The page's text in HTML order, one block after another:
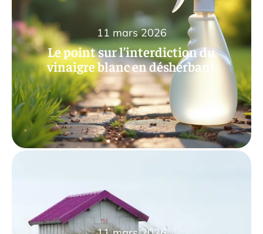
Le point sur l’interdiction du
vinaigre blanc en désherbant
11 mars 2026